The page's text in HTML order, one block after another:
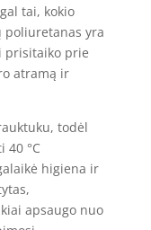
tai, kokio
poliuretanas yra
prisitaiko prie
atramą ir
todėl
40 °C
higiena ir
apsaugo nuo